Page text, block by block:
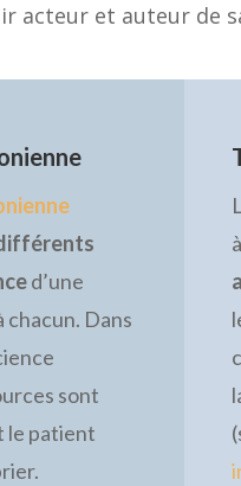
acteur et auteur de
d’une
chacun. Dans
sont
le patient